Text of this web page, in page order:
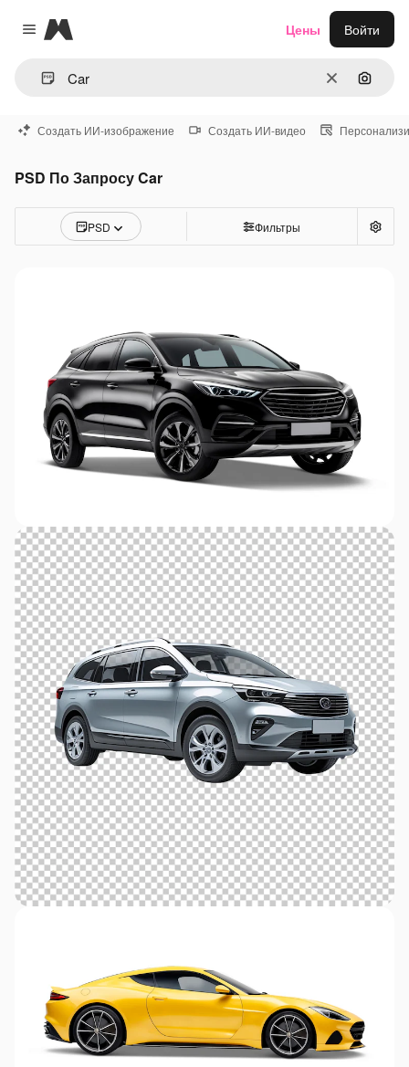
Close menu
Magnific
ОчиститьПоиск
Цены Войти
Создать ИИ-изображение Создать ИИ-видео
PSD По Запросу Car
PSD Фильтры